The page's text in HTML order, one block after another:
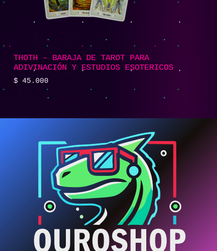
THOTH – BARAJA DE TAROT PARA
ADIVINACIÓN Y ESTUDIOS ESOTERICOS
$ 45.000